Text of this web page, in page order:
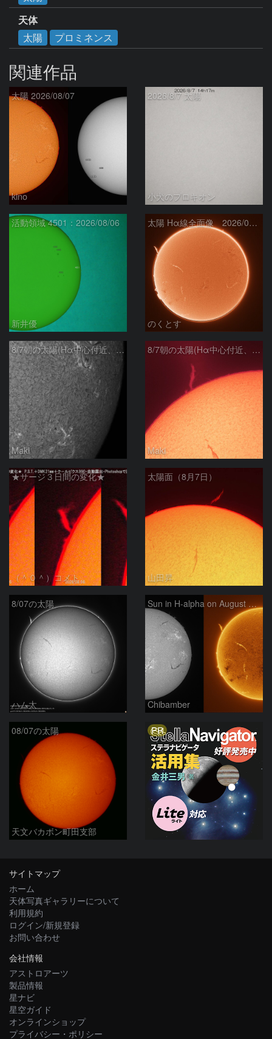
天体
太陽
プロミネンス
関連作品
太陽 2026/08/07
kino
2026/8/7 太陽
小犬のプロキオン
活動領域 4501：2026/08/06
新井優
太陽 Hα線全面像 2026/08/07
のくとす
8/7朝の太陽(Hα中心付近、4498、4502付近)
Maki
8/7朝の太陽(Hα中心付近、プロミネンス)
Maki
★サージ３日間の変化★
（＾０＾）コメト
太陽面（8月7日）
山田昇
8/07の太陽
ハム太
Sun in H-alpha on August 7, 2026
Chibamber
08/07の太陽
天文バカボン町田支部
PR
サイトマップ
ホーム
天体写真ギャラリーについて
利用規約
ログイン/新規登録
お問い合わせ
会社情報
アストロアーツ
製品情報
星ナビ
星空ガイド
オンラインショップ
プライバシー・ポリシー